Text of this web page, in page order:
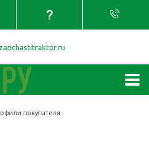
покупателя